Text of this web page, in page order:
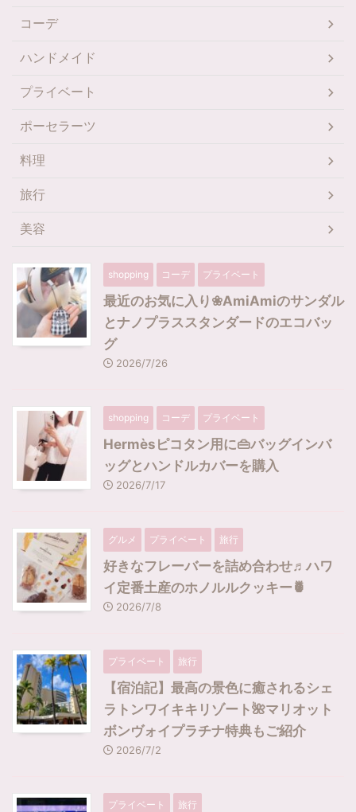
コーデ
ハンドメイド
プライベート
ポーセラーツ
料理
旅行
美容
shopping コーデ プライベート
最近のお気に入り❀AmiAmiのサンダル
とナノプラススタンダードのエコバッ
グ
2026/7/26
shopping コーデ プライベート
Hermèsピコタン用に👜バッグインバ
ッグとハンドルカバーを購入
2026/7/17
グルメ プライベート 旅行
好きなフレーバーを詰め合わせ♬ハワ
イ定番土産のホノルルクッキー🍍
2026/7/8
プライベート 旅行
【宿泊記】最高の景色に癒されるシェ
ラトンワイキキリゾート🌺マリオット
ボンヴォイプラチナ特典もご紹介
2026/7/2
プライベート 旅行